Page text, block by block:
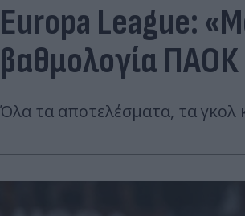
Europa League:
βαθμολογία
Όλα τα αποτελέσματα, τα γκολ